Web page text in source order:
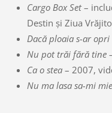
Cargo Box Set–
Destin și Ziua
Dacă ploaia s-ar opri
Nu pot trăi fără tine
Ca o stea– 2007,
Nu ma lasa sa-mi